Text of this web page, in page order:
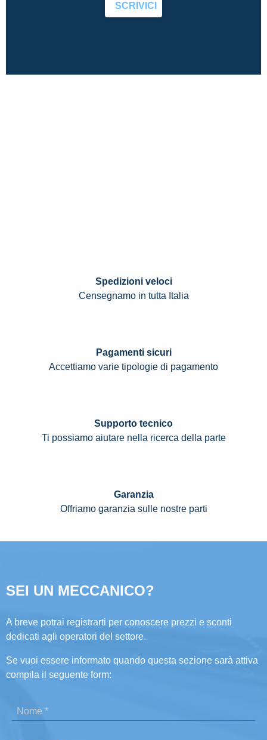
SCRIVICI
Spedizioni veloci
Censegnamo in tutta Italia
Pagamenti sicuri
Accettiamo varie tipologie di pagamento
Supporto tecnico
Ti possiamo aiutare nella ricerca della parte
Garanzia
Offriamo garanzia sulle nostre parti
SEI UN MECCANICO?
A breve potrai registrarti per conoscere prezzi e sconti
dedicati agli operatori del settore.
Se vuoi essere informato quando questa sezione sarà attiva
compila il seguente form: